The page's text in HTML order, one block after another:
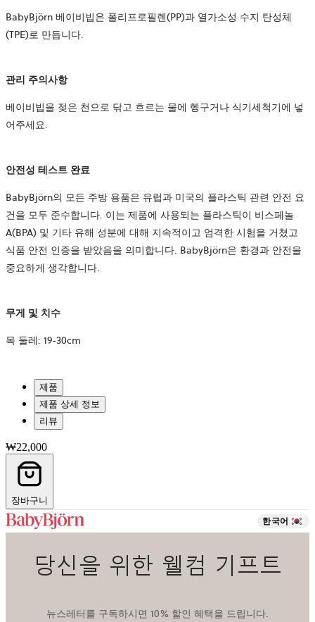
BabyBjörn 베이비빕은 폴리프로필렌(PP)과 열가소성 수지 탄성체
(TPE)로 만듭니다.
관리 주의사항
베이비빕을 젖은 천으로 닦고 흐르는 물에 헹구거나 식기세척기에 넣
어주세요.
안전성 테스트 완료
BabyBjörn의 모든 주방 용품은 유럽과 미국의 플라스틱 관련 안전 요
건을 모두 준수합니다. 이는 제품에 사용되는 플라스틱이 비스페놀
A(BPA) 및 기타 유해 성분에 대해 지속적이고 엄격한 시험을 거쳤고
식품 안전 인증을 받았음을 의미합니다. BabyBjörn은 환경과 안전을
중요하게 생각합니다.
무게 및 치수
목 둘레: 19-30cm
제품
제품 상세 정보
리뷰
₩22,000
장바구니
한국어
당신을 위한 웰컴 기프트
뉴스레터를 구독하시면 10% 할인 혜택을 드립니다.